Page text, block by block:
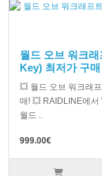
월드 오브 워크
Key) 최저가 구
💥 월드 오브 워크래
매! 💥 RAIDLINE에서
월드 ..
999.00€